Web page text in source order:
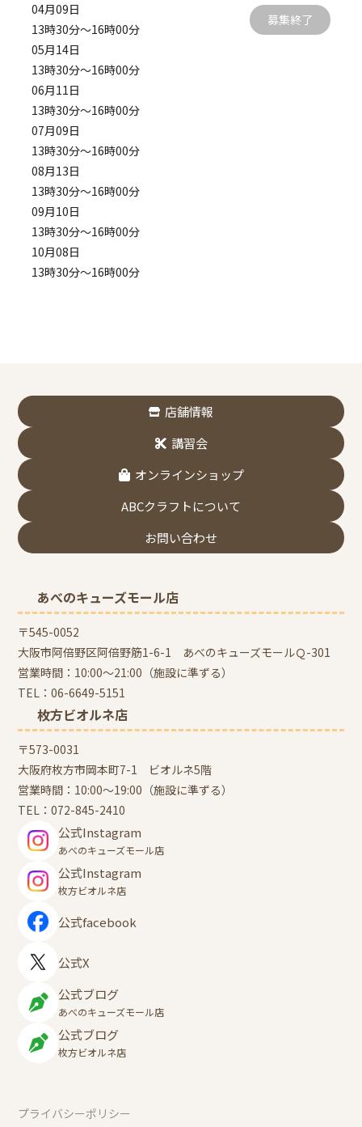
04月09日
13時30分～16時00分
05月14日
13時30分～16時00分
06月11日
13時30分～16時00分
07月09日
13時30分～16時00分
08月13日
13時30分～16時00分
09月10日
13時30分～16時00分
10月08日
13時30分～16時00分
募集終了
店舗情報
講習会
オンラインショップ
ABCクラフトについて
お問い合わせ
あべのキューズモール店
〒545-0052
大阪市阿倍野区阿倍野筋1-6-1 あべのキューズモールＱ-301
営業時間：10:00～21:00（施設に準ずる）
TEL：06-6649-5151
枚方ビオルネ店
〒573-0031
大阪府枚方市岡本町7-1 ビオルネ5階
営業時間：10:00～19:00（施設に準ずる）
TEL：072-845-2410
公式Instagram
あべのキューズモール店
公式Instagram
枚方ビオルネ店
公式facebook
公式X
公式ブログ
あべのキューズモール店
公式ブログ
枚方ビオルネ店
プライバシーポリシー